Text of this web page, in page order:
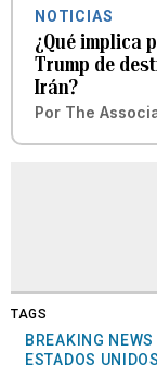
NOTICIAS
¿Qué implica
Trump de
Irán?
Por The
TAGS
BREAKING NEWS
ESTADOS UNIDOS